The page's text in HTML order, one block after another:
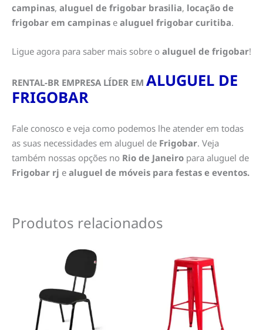
campinas, aluguel de frigobar brasilia, locação de
frigobar em campinas e aluguel frigobar curitiba.
Ligue agora para saber mais sobre o aluguel de frigobar!
RENTAL-BR EMPRESA LÍDER EM ALUGUEL DE
FRIGOBAR
Fale conosco e veja como podemos lhe atender em todas
as suas necessidades em aluguel de Frigobar. Veja
também nossas opções no Rio de Janeiro para aluguel de
Frigobar rj e aluguel de móveis para festas e eventos.
Produtos relacionados